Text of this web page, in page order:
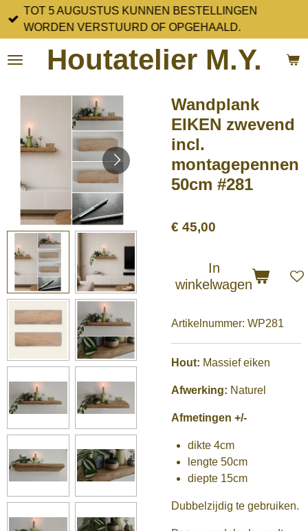
Ga
direct
de
Houtatelier M.Y.
TOT 5 AUGUSTUS KUNNEN BESTELLINGEN
WORDEN VERSTUURD OF OPGEHAALD.
Wandplank
EIKEN zwevend
incl.
montagepennen
50cm #281
€ 45,00
In
winkelwagen
Artikelnummer: WP281
Hout: Massief eiken
Afwerking: Naturel
Afmetingen +/-
dikte 4cm
lengte 50cm
diepte 15cm
Dubbelzijdig te gebruiken.